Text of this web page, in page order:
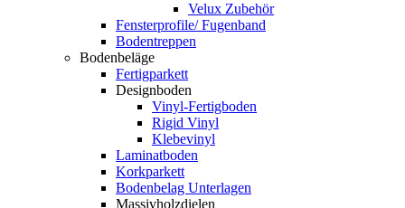
Velux Zubehör
Fensterprofile/ Fugenband
Bodentreppen
Bodenbeläge
Fertigparkett
Designboden
Vinyl-Fertigboden
Rigid Vinyl
Klebevinyl
Laminatboden
Korkparkett
Bodenbelag Unterlagen
Massivholzdielen